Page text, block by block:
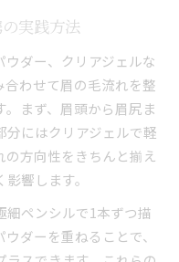
の実践方法
ダー、クリアジェルな
合わせて眉の毛流れを整
まず、眉頭から眉尻ま
にはクリアジェルで軽
の方向性をきちんと揃え
響します。
細ペンシルで1本ずつ描
ダーを重ねることで、